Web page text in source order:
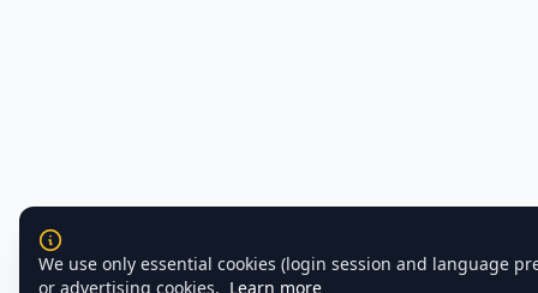
We use only essential cookies (login session and language
or advertising cookies. Learn more